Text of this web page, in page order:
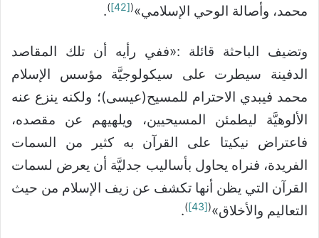
محمد، وأصالة الوحي الإسلامي»(
[42]
)
.
وتضيف الباحثة قائلة :«ففي رأيه أن تلك المقاصد
الدفينة سيطرت على سيكولوجيَّة مؤسس الإسلام
محمد فيبدي الاحترام للمسيح(عيسى)؛ ولكنه ينزع عنه
الألوهيَّة ليطمئن المسيحيين، ويلهيهم عن مقصده،
فاعتراض نيكيتا على القرآن به كثير من السمات
الفريدة، فنراه يحاول بأساليب جدليَّة أن يعرض لسمات
القرآن التي يظن أنها تكشف عن زيف الإسلام من حيث
التعاليم والأخلاق»(
[43]
)
.